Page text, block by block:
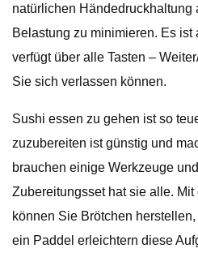
natürlichen Händedruckhaltung
Belastung zu minimieren. Es
verfügt über alle Tasten –
Sie sich verlassen können.
Sushi essen zu gehen ist so
zuzubereiten ist günstig und
brauchen einige Werkzeuge
Zubereitungsset hat sie alle.
können Sie Brötchen
ein Paddel erleichtern diese